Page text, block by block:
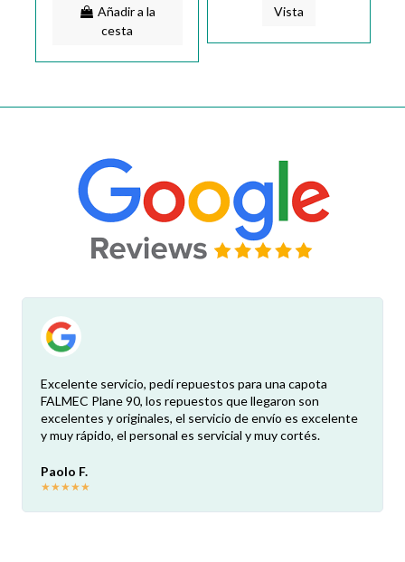
Añadir a la
cesta
Vista
Excelente servicio, pedí repuestos para una capota
FALMEC Plane 90, los repuestos que llegaron son
excelentes y originales, el servicio de envío es excelente
y muy rápido, el personal es servicial y muy cortés.
Paolo F.
★★★★★